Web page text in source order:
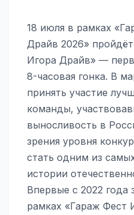
18 июля в рамках
Драйв 2026»
Игора Драйв» —
8-часовая гонка. В
принять участие
команды,
выносливость в
зрения уровня
стать одним из
истории
Впервые с 2022 года
рамках «Гараж Фест